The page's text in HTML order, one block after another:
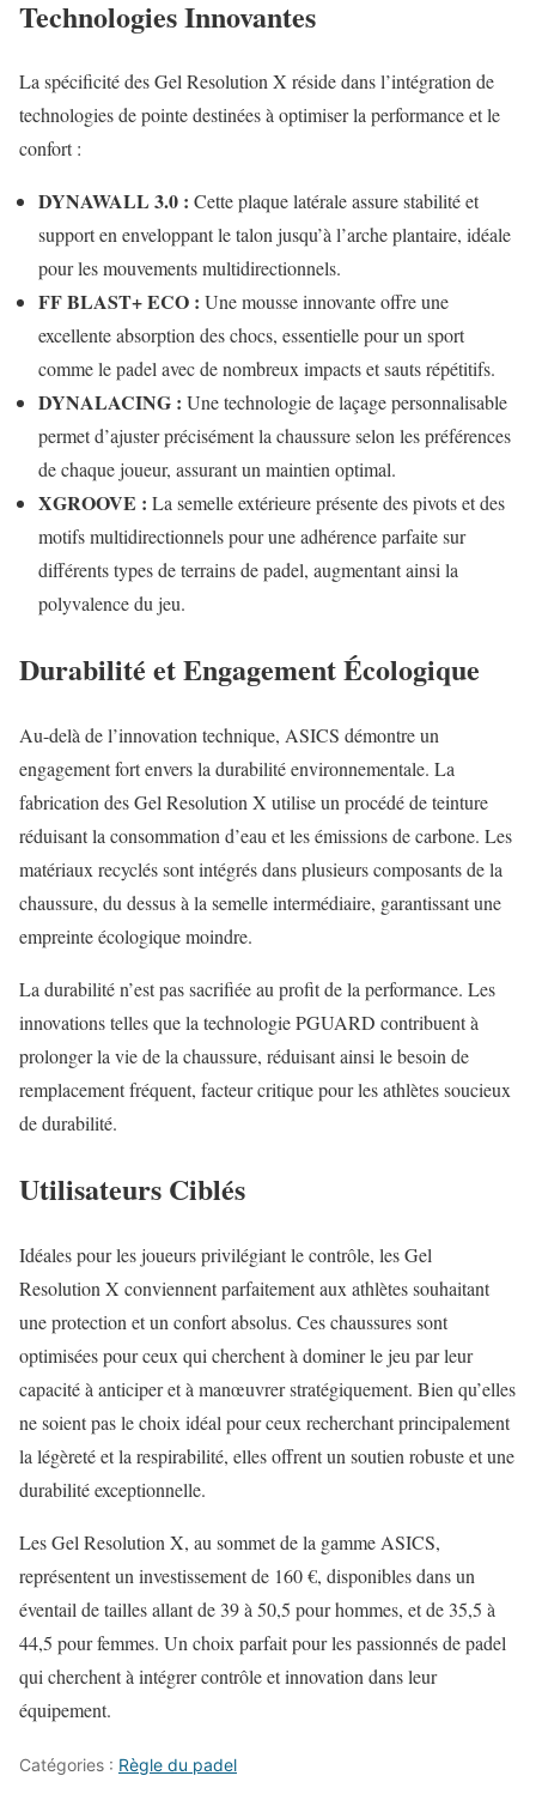
Technologies Innovantes
La spécificité des Gel Resolution X réside dans l’intégration de
technologies de pointe destinées à optimiser la performance et le
confort :
DYNAWALL 3.0 : Cette plaque latérale assure stabilité et
support en enveloppant le talon jusqu’à l’arche plantaire, idéale
pour les mouvements multidirectionnels.
FF BLAST+ ECO : Une mousse innovante offre une
excellente absorption des chocs, essentielle pour un sport
comme le padel avec de nombreux impacts et sauts répétitifs.
DYNALACING : Une technologie de laçage personnalisable
permet d’ajuster précisément la chaussure selon les préférences
de chaque joueur, assurant un maintien optimal.
XGROOVE : La semelle extérieure présente des pivots et des
motifs multidirectionnels pour une adhérence parfaite sur
différents types de terrains de padel, augmentant ainsi la
polyvalence du jeu.
Durabilité et Engagement Écologique
Au-delà de l’innovation technique, ASICS démontre un
engagement fort envers la durabilité environnementale. La
fabrication des Gel Resolution X utilise un procédé de teinture
réduisant la consommation d’eau et les émissions de carbone. Les
matériaux recyclés sont intégrés dans plusieurs composants de la
chaussure, du dessus à la semelle intermédiaire, garantissant une
empreinte écologique moindre.
La durabilité n’est pas sacrifiée au profit de la performance. Les
innovations telles que la technologie PGUARD contribuent à
prolonger la vie de la chaussure, réduisant ainsi le besoin de
remplacement fréquent, facteur critique pour les athlètes soucieux
de durabilité.
Utilisateurs Ciblés
Idéales pour les joueurs privilégiant le contrôle, les Gel
Resolution X conviennent parfaitement aux athlètes souhaitant
une protection et un confort absolus. Ces chaussures sont
optimisées pour ceux qui cherchent à dominer le jeu par leur
capacité à anticiper et à manœuvrer stratégiquement. Bien qu’elles
ne soient pas le choix idéal pour ceux recherchant principalement
la légèreté et la respirabilité, elles offrent un soutien robuste et une
durabilité exceptionnelle.
Les Gel Resolution X, au sommet de la gamme ASICS,
représentent un investissement de 160 €, disponibles dans un
éventail de tailles allant de 39 à 50,5 pour hommes, et de 35,5 à
44,5 pour femmes. Un choix parfait pour les passionnés de padel
qui cherchent à intégrer contrôle et innovation dans leur
équipement.
Catégories : Règle du padel